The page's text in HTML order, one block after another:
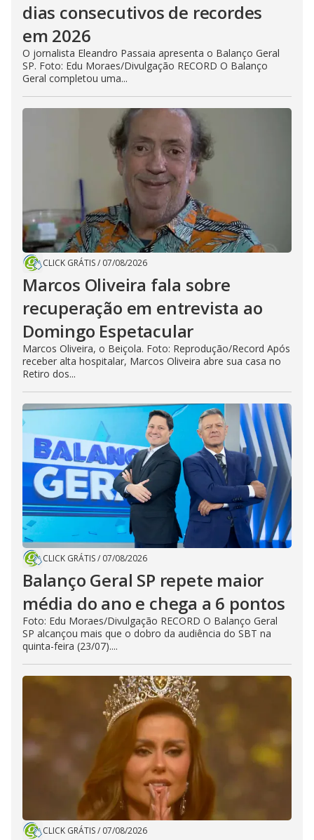
dias consecutivos de recordes
em 2026
O jornalista Eleandro Passaia apresenta o Balanço Geral
SP. Foto: Edu Moraes/Divulgação RECORD O Balanço
Geral completou uma...
CLICK GRÁTIS/ 07/08/2026
Marcos Oliveira fala sobre
recuperação em entrevista ao
Domingo Espetacular
Marcos Oliveira, o Beiçola. Foto: Reprodução/Record Após
receber alta hospitalar, Marcos Oliveira abre sua casa no
Retiro dos...
CLICK GRÁTIS/ 07/08/2026
Balanço Geral SP repete maior
média do ano e chega a 6 pontos
Foto: Edu Moraes/Divulgação RECORD O Balanço Geral
SP alcançou mais que o dobro da audiência do SBT na
quinta-feira (23/07)....
CLICK GRÁTIS/ 07/08/2026